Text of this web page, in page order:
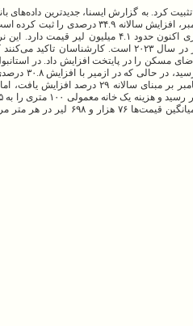
کرد. به گزارش ایسنا، جدیدترین داده‌های
مرکزی ترکیه نشان داد پایتخت ترکیه به مرکز افزایش قیمت مسکن در این کشور تبدیل شده و در دسامبر، افزایش سالانه ۳۴.۹ درصدی را
میانگین قیمت‌ها در آنکارا به ۴۱ هزار و ۲۷۴ لیر در هر متر مربع افزایش یافت، یعنی یک خانه ۱۰۰ متری اکنون حدود ۴.۱ میلیون لیر قیمت
نشان‌دهنده جهش قابل توجه از ۲۹ هزار و ۷۶۴ لیر در هر متر مربع در سال ۲۰۲۴ و ۲۳ هزار و ۴۶۶ لیر در سال ۲۰۲۳ است. کارشناسان تاکید
با مهاجرت پس از زلزله فوریه ۲۰۲۳ مرتبط است که تقاضای مسکن را در پایتخت افزایش داد. در
قیمت مسکن نسبت به سال گذشته ۲۸.۵ درصد افزایش یافت و به ۷۴ هزار و ۱۵۳ لیر در هر متر مربع رسید،
میانگین قیمت‌ها به ۴۹ هزار و ۵۸۴ لیر در هر متر مربع رسید. در سراسر ترکیه، قیمت مسکن در دسامبر بر مبنای سالانه ۲۹ درصد افزایش
احتساب تورم، ۱.۴ درصد
میلیون لیر رساند. بر اساس گزارش حریت دیلی نیوز، موغلا همچنان گران‌ترین استان ترکیه است و میانگین قیمت‌ها ۷۶ هزار و